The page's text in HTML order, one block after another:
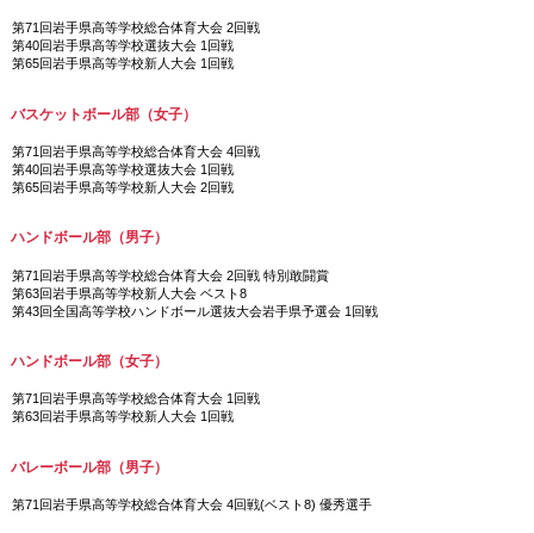
第71回岩手県高等学校総合体育大会 2回戦
第40回岩手県高等学校選抜大会 1回戦
第65回岩手県高等学校新人大会 1回戦
バスケットボール部（女子）
第71回岩手県高等学校総合体育大会 4回戦
第40回岩手県高等学校選抜大会 1回戦
第65回岩手県高等学校新人大会 2回戦
ハンドボール部（男子）
第71回岩手県高等学校総合体育大会 2回戦 特別敢闘賞
第63回岩手県高等学校新人大会 ベスト8
第43回全国高等学校ハンドボール選抜大会岩手県予選会 1回戦
ハンドボール部（女子）
第71回岩手県高等学校総合体育大会 1回戦
第63回岩手県高等学校新人大会 1回戦
バレーボール部（男子）
第71回岩手県高等学校総合体育大会 4回戦(ベスト8) 優秀選手